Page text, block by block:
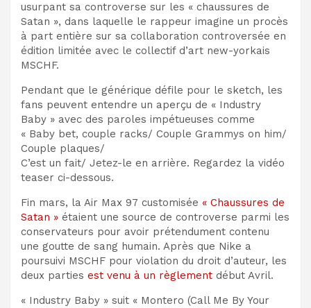
usurpant sa controverse sur les « chaussures de
Satan », dans laquelle le rappeur imagine un procès
à part entière sur sa collaboration controversée en
édition limitée avec le collectif d’art new-yorkais
MSCHF.
Pendant que le générique défile pour le sketch, les
fans peuvent entendre un aperçu de « Industry
Baby » avec des paroles impétueuses comme
« Baby bet, couple racks/ Couple Grammys on him/
Couple plaques/
C’est un fait/ Jetez-le en arrière. Regardez la vidéo
teaser ci-dessous.
Fin mars, la Air Max 97 customisée « Chaussures de
Satan » étaient une source de controverse parmi les
conservateurs pour avoir prétendument contenu
une goutte de sang humain. Après que Nike a
poursuivi MSCHF pour violation du droit d’auteur, les
deux parties est venu à un règlement début Avril.
« Industry Baby » suit « Montero (Call Me By Your